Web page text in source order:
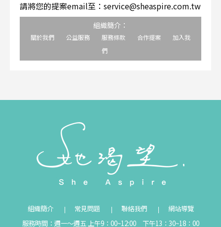
請將您的提案email至：service@sheaspire.com.tw
組織簡介：
關於我們 公益服務 服務條款 合作提案
加入我
們
組織簡介 常見問題 聯絡我們
網站導覽
服務時間：週一～週五 上午9：00~12:00 下午13：30~18：00